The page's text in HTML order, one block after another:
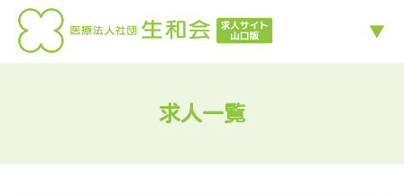
求人一覧